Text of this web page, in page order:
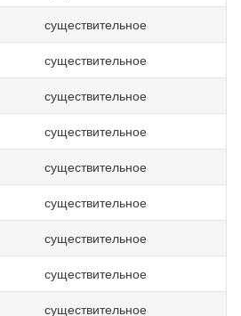
существительное
существительное
существительное
существительное
существительное
существительное
существительное
существительное
существительное